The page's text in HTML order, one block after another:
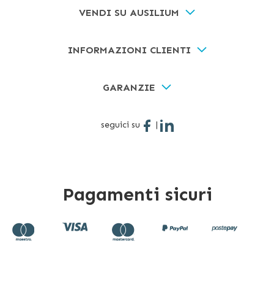
VENDI SU AUSILIUM
INFORMAZIONI CLIENTI
GARANZIE
seguici su |
Pagamenti sicuri